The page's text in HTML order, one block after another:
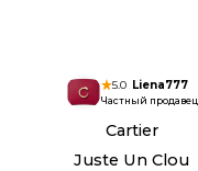
5.0 Liena777
Частный продавец
Cartier
Juste Un Clou